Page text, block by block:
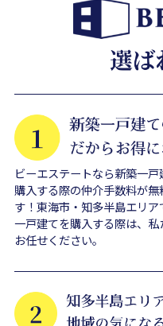
ビーエステートなら新築一戸
購入する際の仲介手数料が無
す！東海市・知多半島エリア
一戸建てを購入する際は、私
お任せください。